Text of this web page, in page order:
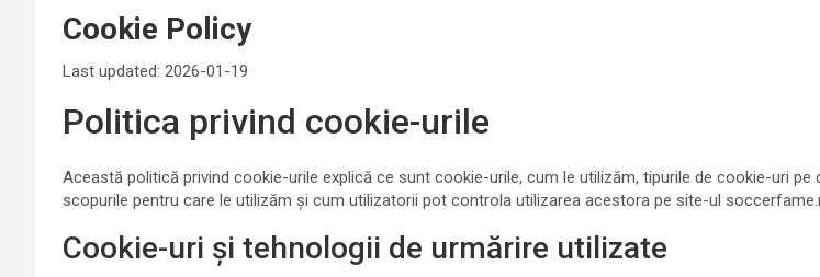
Cookie Policy
Last updated: 2026-01-19
Politica privind cookie-urile
Această politică privind cookie-urile explică ce sunt cookie-urile, cum le utilizăm, tipurile de cookie-uri pe
scopurile pentru care le utilizăm și cum utilizatorii pot controla utilizarea acestora pe site-ul
Cookie-uri și tehnologii de urmărire utilizate